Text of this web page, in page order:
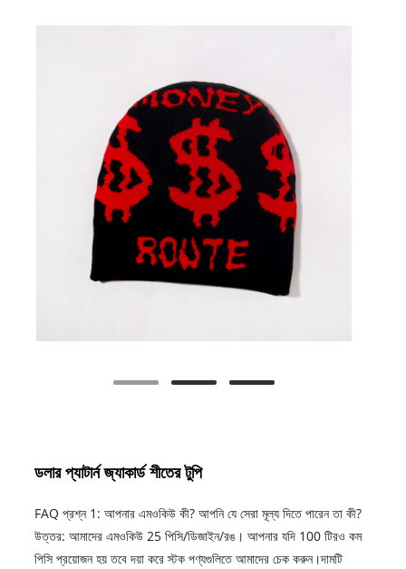
ডলার প্যাটার্ন জ্যাকার্ড শীতের টুপি
FAQ প্রশ্ন 1: আপনার এমওকিউ কী? আপনি যে সেরা মূল্য দিতে পারেন তা কী?
উত্তর: আমাদের এমওকিউ 25 পিসি/ডিজাইন/রঙ। আপনার যদি 100 টিরও কম
পিসি প্রয়োজন হয় তবে দয়া করে স্টক পণ্যগুলিতে আমাদের চেক করুন।দামটি